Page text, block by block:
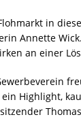
in
Annette
an einer
Highlight,